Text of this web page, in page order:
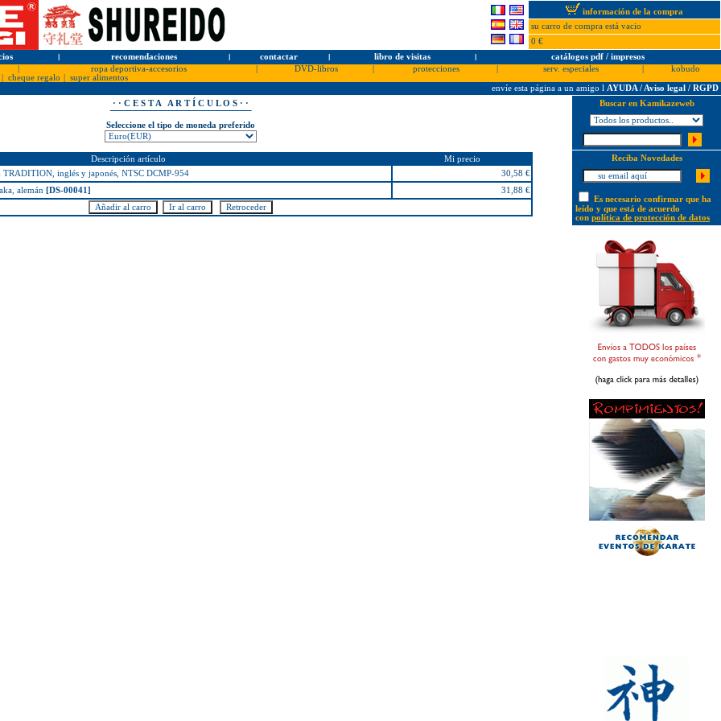
información de la compra
su carro de compra está vacio
0 €
l recomendaciones l contactar l libro de visitas l
catálogos pdf / impresos
ropa deportiva-accesorios DVD-libros protecciones serv. especiales
kobudo
cheque regalo
super alimentos
envíe esta página a un amigo l AYUDA / Aviso legal / RGPD
· · C E S T A A R T Í C U L O S · ·
Seleccione el tipo de moneda preferido
Descripción artículo
Mi precio
inglés y japonés, NTSC DCMP-954
30,58 €
alemán [DS-00041] 31,88 €
Buscar en Kamikazeweb
Reciba Novedades
Es necesario confirmar que ha
leído y que está de acuerdo
con política de protección de datos